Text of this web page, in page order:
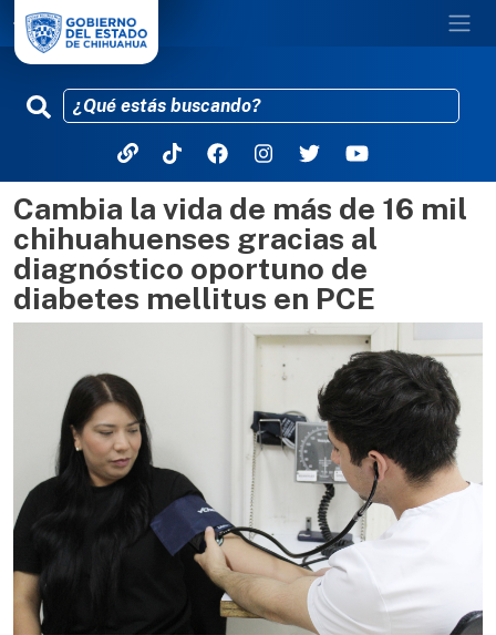
Pasar al contenido principal
Cambia la vida de más de 16 mil
chihuahuenses gracias al
diagnóstico oportuno de
diabetes mellitus en PCE